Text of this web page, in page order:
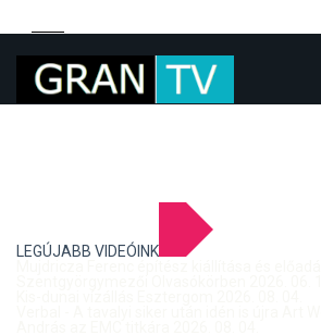
LEGÚJABB VIDEÓINK